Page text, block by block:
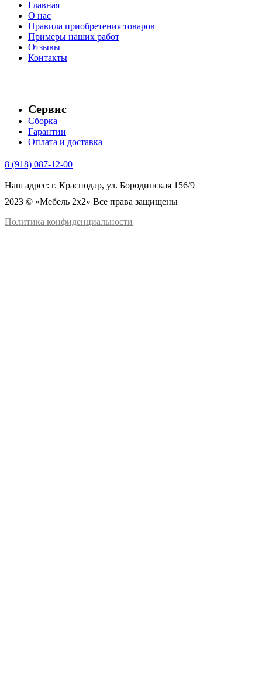
Главная
О нас
Правила приобретения товаров
Примеры наших работ
Отзывы
Контакты
Сервис
Сборка
Гарантии
Оплата и доставка
8 (918) 087-12-00
Наш адрес: г. Краснодар, ул. Бородинская 156/9
2023 © «Мебель 2x2» Все права защищены
Политика конфиденциальности